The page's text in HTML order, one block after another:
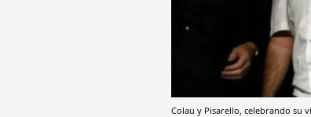
Colau y Pisarello, celebrando su